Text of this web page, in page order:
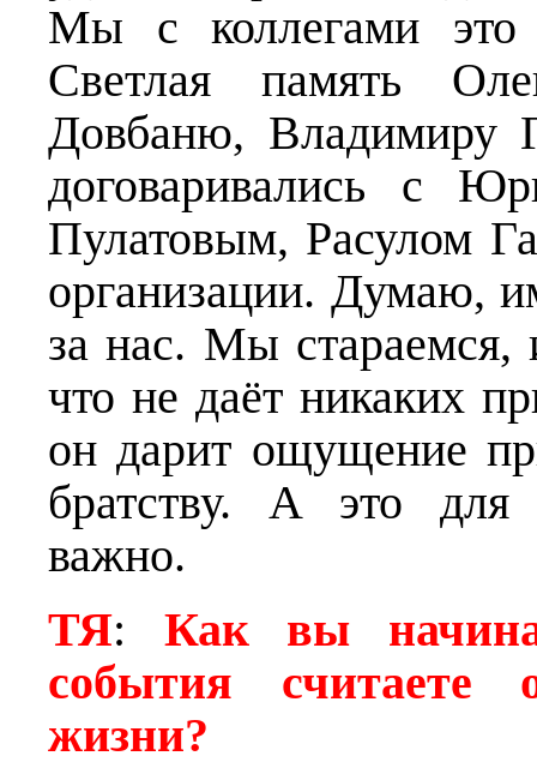
Мы с коллегами это
Светлая память
Довбаню, Владимиру
договаривались с
Пулатовым, Расулом
организации. Думаю,
за нас. Мы
что не даёт никаких
он дарит ощущение
братству. А это для
важно.
ТЯ: Как вы
события считаете
жизни?